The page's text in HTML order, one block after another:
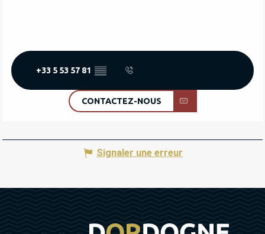
+33 5 53 57 81 ▒▒
CONTACTEZ-NOUS
Signaler une erreur